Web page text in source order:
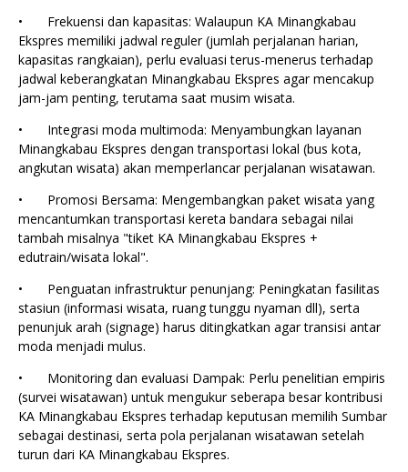
•
Frekuensi dan kapasitas: Walaupun KA Minangkabau
Ekspres memiliki jadwal reguler (jumlah perjalanan harian,
kapasitas rangkaian), perlu evaluasi terus-menerus terhadap
jadwal keberangkatan Minangkabau Ekspres agar mencakup
jam-jam penting, terutama saat musim wisata.
•
Integrasi moda multimoda: Menyambungkan layanan
Minangkabau Ekspres dengan transportasi lokal (bus kota,
angkutan wisata) akan memperlancar perjalanan wisatawan.
•
Promosi Bersama: Mengembangkan paket wisata yang
mencantumkan transportasi kereta bandara sebagai nilai
tambah misalnya "tiket KA Minangkabau Ekspres +
edutrain/wisata lokal".
•
Penguatan infrastruktur penunjang: Peningkatan fasilitas
stasiun (informasi wisata, ruang tunggu nyaman dll), serta
penunjuk arah (signage) harus ditingkatkan agar transisi antar
moda menjadi mulus.
•
Monitoring dan evaluasi Dampak: Perlu penelitian empiris
(survei wisatawan) untuk mengukur seberapa besar kontribusi
KA Minangkabau Ekspres terhadap keputusan memilih Sumbar
sebagai destinasi, serta pola perjalanan wisatawan setelah
turun dari KA Minangkabau Ekspres.